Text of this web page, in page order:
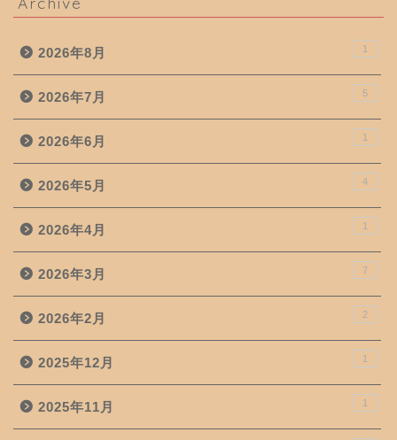
2026年8月 1
2026年7月 5
2026年6月 1
2026年5月 4
2026年4月 1
2026年3月 7
2026年2月 2
2025年12月 1
2025年11月 1